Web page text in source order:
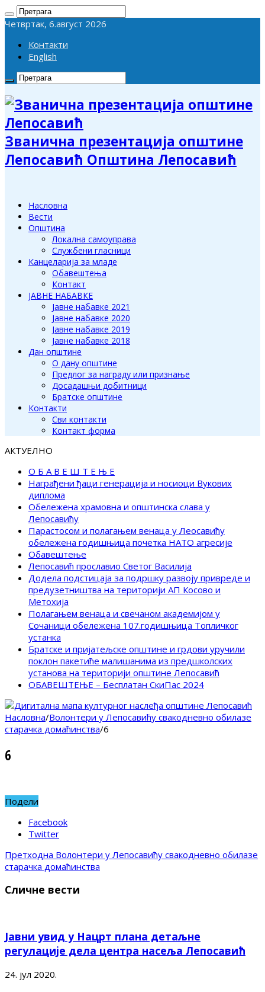
Четвртак, 6.август 2026
Контакти
English
Званична презентација општине
Лепосавић Општина Лепосавић
Насловна
Вести
Општина
Локална самоуправа
Службени гласници
Канцеларија за младе
Обавештења
Контакт
ЈАВНЕ НАБАВКЕ
Јавне набавке 2021
Јавне набавке 2020
Јавне набавке 2019
Јавне набавке 2018
Дан општине
О дану општине
Предлог за награду или признање
Досадашњи добитници
Братске општине
Контакти
Сви контакти
Контакт форма
АКТУЕЛНО
О Б А В Е Ш Т Е Њ Е
Награђени ђаци генерација и носиоци Вукових
диплома
Обележена храмовна и општинска слава у
Лепосавићу
Парастосом и полагањем венаца у Леосавићу
обележена годишњица почетка НАТО агресије
Обавештење
Лепосавић прославио Светог Василија
Додела подстицаја за подршку развоју привреде и
предузетништва на територији АП Косово и
Метохија
Полагањем венаца и свечаном академијом у
Сочаници обележена 107.годишњица Топличког
устанка
Братске и пријатељске општине и грдови уручили
поклон пакетиће малишанима из предшколских
установа на територији општине Лепосавић
ОБАВЕШТЕЊЕ – Бесплатан СкиПас 2024
Насловна/Волонтери у Лепосавићу свакодневно обилазе
старачка домаћинства/6
6
Подели
Facebook
Twitter
Претходна Волонтери у Лепосавићу свакодневно обилазе
старачка домаћинства
Сличне вести
Јавни увид у Нацрт плана детаљне
регулације дела центра насеља Лепосавић
24. јул 2020.